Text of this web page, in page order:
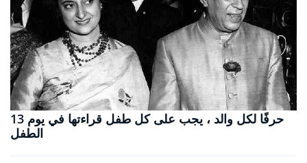
13 حرفًا لكل والد ، يجب على كل طفل قراءتها في يوم
الطفل